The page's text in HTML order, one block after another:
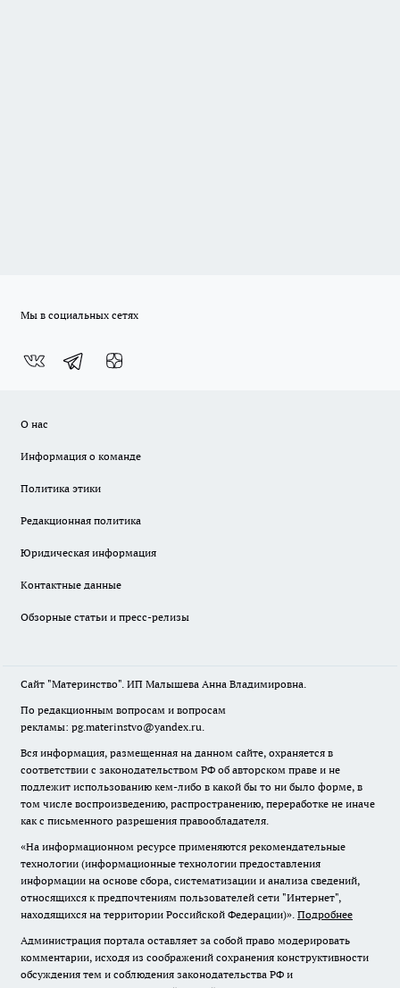
Мы в социальных сетях
О нас
Информация о команде
Политика этики
Редакционная политика
Юридическая информация
Контактные данные
Обзорные статьи и пресс-релизы
Сайт "Материнство". ИП Малышева Анна Владимировна.
По редакционным вопросам и вопросам
рекламы: pg.materinstvo@yandex.ru.
Вся информация, размещенная на данном сайте, охраняется в
соответствии с законодательством РФ об авторском праве и не
подлежит использованию кем-либо в какой бы то ни было форме, в
том числе воспроизведению, распространению, переработке не иначе
как с письменного разрешения правообладателя.
«На информационном ресурсе применяются рекомендательные
технологии (информационные технологии предоставления
информации на основе сбора, систематизации и анализа сведений,
относящихся к предпочтениям пользователей сети "Интернет",
находящихся на территории Российской Федерации)». Подробнее
Администрация портала оставляет за собой право модерировать
комментарии, исходя из соображений сохранения конструктивности
обсуждения тем и соблюдения законодательства РФ и